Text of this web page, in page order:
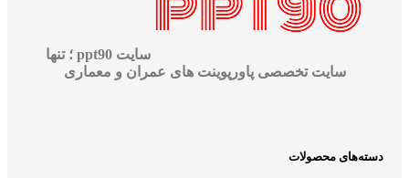
سایت ppt90 ؛ تنها
سایت تخصصی پاورپوینت های عمران و معماری
دسته‌های محصولات